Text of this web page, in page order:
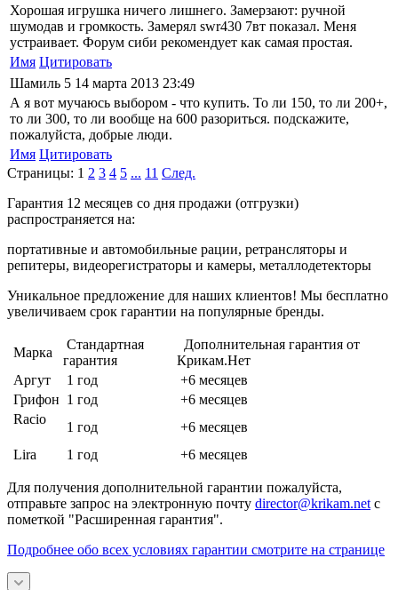
Хорошая игрушка ничего лишнего. Замерзают: ручной
шумодав и громкость. Замерял swr430 7вт показал. Меня
устраивает. Форум сиби рекомендует как самая простая.
Имя Цитировать
Шамиль 5 14 марта 2013 23:49
А я вот мучаюсь выбором - что купить. То ли 150, то ли 200+,
то ли 300, то ли вообще на 600 разориться. подскажите,
пожалуйста, добрые люди.
Имя Цитировать
Страницы: 1 2 3 4 5 ... 11 След.
Гарантия 12 месяцев со дня продажи (отгрузки)
распространяется на:
портативные и автомобильные рации, ретрансляторы и
репитеры, видеорегистраторы и камеры, металлодетекторы
Уникальное предложение для наших клиентов! Мы бесплатно
увеличиваем срок гарантии на популярные бренды.
Марка
Стандартная
гарантия
Дополнительная гарантия от
Крикам.Нет
Аргут
1 год
+6 месяцев
Грифон 1 год
+6 месяцев
Racio
1 год
+6 месяцев
Lira
1 год +6 месяцев
Для получения дополнительной гарантии пожалуйста,
отправьте запрос на электронную почту director@krikam.net с
пометкой "Расширенная гарантия".
Подробнее обо всех условиях гарантии смотрите на странице